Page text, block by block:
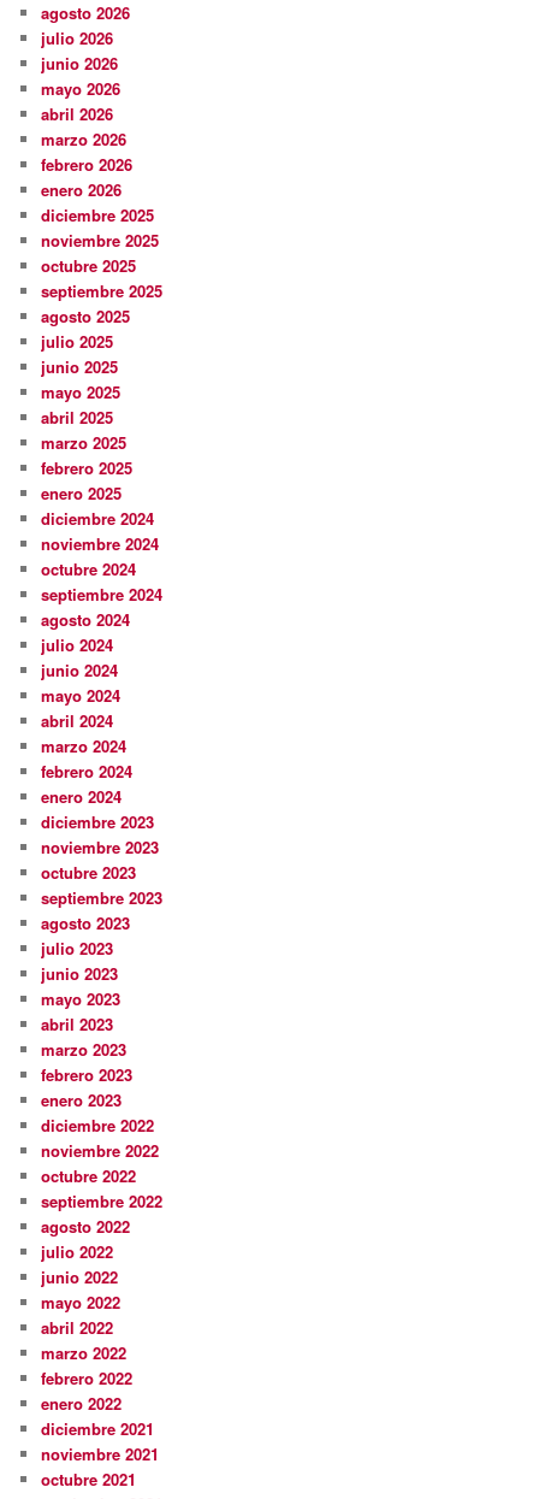
agosto 2026
julio 2026
junio 2026
mayo 2026
abril 2026
marzo 2026
febrero 2026
enero 2026
diciembre 2025
noviembre 2025
octubre 2025
septiembre 2025
agosto 2025
julio 2025
junio 2025
mayo 2025
abril 2025
marzo 2025
febrero 2025
enero 2025
diciembre 2024
noviembre 2024
octubre 2024
septiembre 2024
agosto 2024
julio 2024
junio 2024
mayo 2024
abril 2024
marzo 2024
febrero 2024
enero 2024
diciembre 2023
noviembre 2023
octubre 2023
septiembre 2023
agosto 2023
julio 2023
junio 2023
mayo 2023
abril 2023
marzo 2023
febrero 2023
enero 2023
diciembre 2022
noviembre 2022
octubre 2022
septiembre 2022
agosto 2022
julio 2022
junio 2022
mayo 2022
abril 2022
marzo 2022
febrero 2022
enero 2022
diciembre 2021
noviembre 2021
octubre 2021